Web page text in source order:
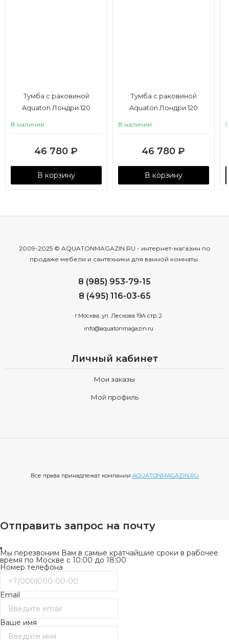
Тумба с раковиной
Aquaton Лондри 120
В наличии
46 780 ₽
В корзину
Тумба с раковиной
Aquaton Лондри 120
В наличии
46 780 ₽
В корзину
2009-2025 © AQUATONMAGAZIN.RU - интернет-магазин по
продаже мебели и сантехники для ванной комнаты.
8 (985) 953-79-15
8 (495) 116-03-65
г.Москва, ул. Лескова 19А стр. 2
info@aquatonmagazin.ru
Личный кабинет
Мои заказы
Мой профиль
Все права принадлежат компании AQUATONMAGAZIN.RU
Отправить запрос на почту
Мы перезвоним Вам в самые кратчайшие сроки в рабочее
время по Москве с 10:00 до 18:00
Номер телефона
Email
Ваше имя